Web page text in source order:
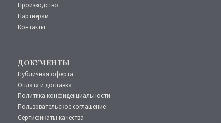
Производство
Партнерам
Контакты
ДОКУМЕНТЫ
Публичная оферта
Оплата и доставка
Политика конфиденциальности
Пользовательское соглашение
Сертификаты качества